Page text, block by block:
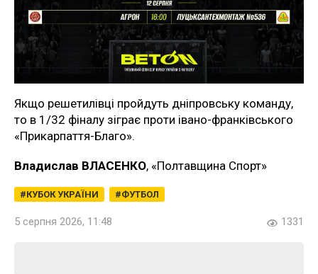
Якщо решетилівці пройдуть дніпровську команду,
то в 1/32 фіналу зіграє проти івано-франківського
«Прикарпаття-Благо».
Владислав ВЛАСЕНКО, «Полтавщина Спорт»
КУБОК УКРАЇНИ ФУТБОЛ
5 серпня 2026, 11:48 1331